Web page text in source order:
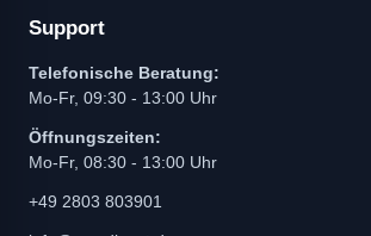
Support
Telefonische Beratung:
Mo-Fr, 09:30 - 13:00 Uhr
Öffnungszeiten:
Mo-Fr, 08:30 - 13:00 Uhr
+49 2803 803901